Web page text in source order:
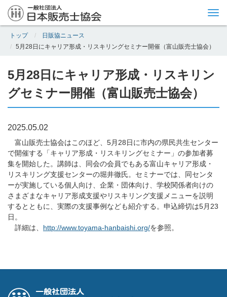
トップ
日販協ニュース
5月28日にキャリア形成・リスキリングセミナー開催（富山販売士協会）
5月28日にキャリア形成・リスキリン
グセミナー開催（富山販売士協会）
2025.05.02
富山販売士協会はこのほど、5月28日に市内の県民共生センター
で開催する「キャリア形成・リスキリングセミナー」の参加者募
集を開始した。講師は、同会の会員でもある富山キャリア形成・
リスキリング支援センターの堀井徹氏。セミナーでは、同センタ
ーが実施している個人向け、企業・団体向け、学校関係者向けの
さまざまなキャリア形成支援やリスキリング支援メニューを説明
するとともに、実際の支援事例なども紹介する。申込締切は5月23
日。
詳細は、 http://www.toyama-hanbaishi.org/を参照。